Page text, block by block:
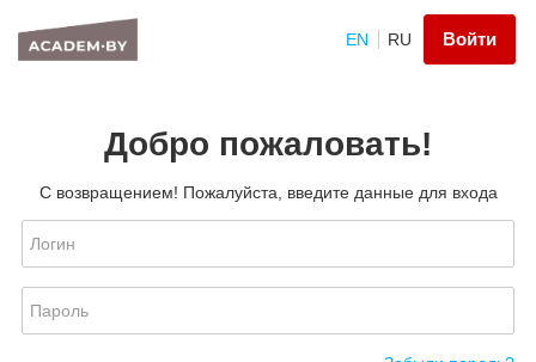
EN RU Войти
Добро пожаловать!
С возвращением! Пожалуйста, введите данные для входа